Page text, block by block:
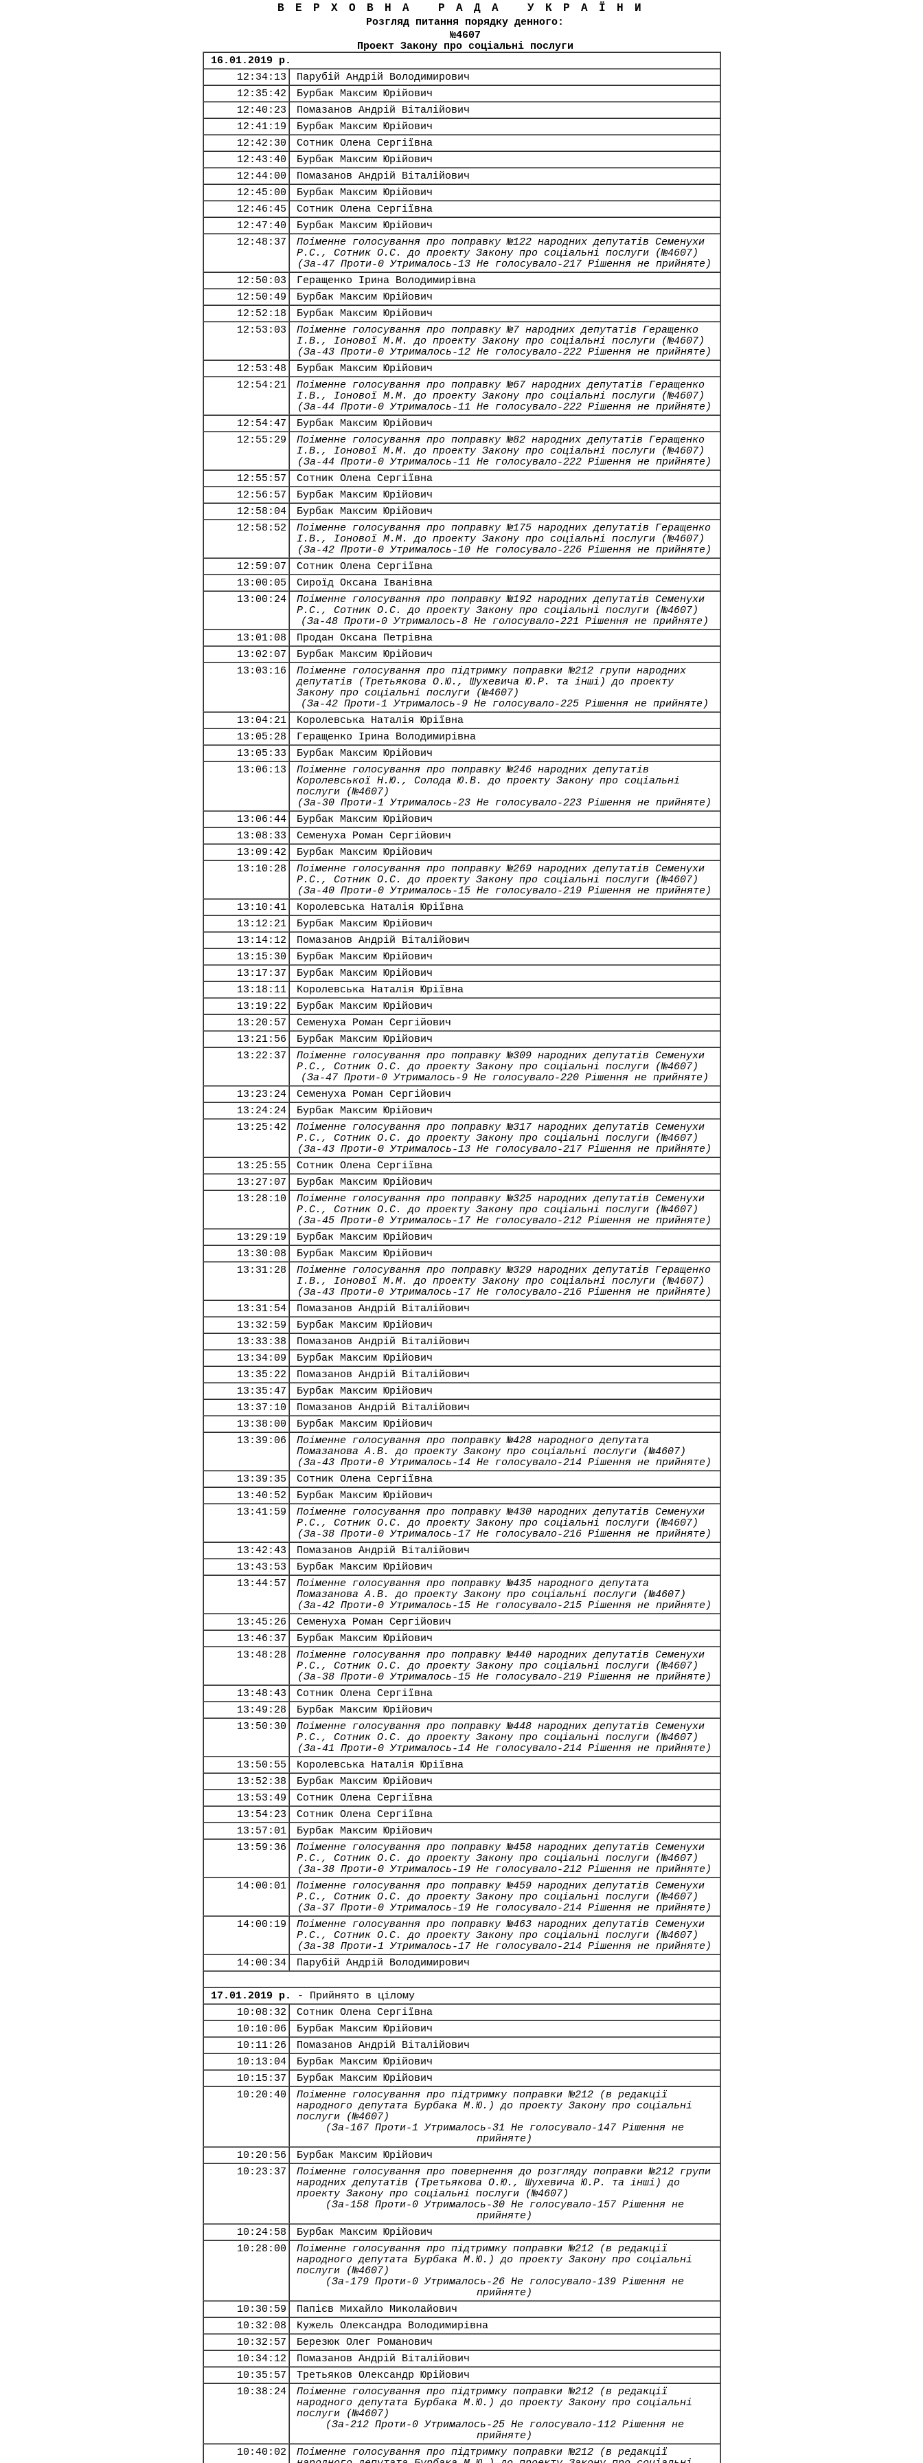
ВЕРХОВНА РАДА УКРАЇНИ
Розгляд питання порядку денного:
№4607
Проект Закону про соціальні послуги
16.01.2019 р.
12:34:13
Парубій Андрій Володимирович
12:35:42
Бурбак Максим Юрійович
12:40:23
Помазанов Андрій Віталійович
12:41:19
Бурбак Максим Юрійович
12:42:30
Сотник Олена Сергіївна
12:43:40
Бурбак Максим Юрійович
12:44:00
Помазанов Андрій Віталійович
12:45:00
Бурбак Максим Юрійович
12:46:45
Сотник Олена Сергіївна
12:47:40
Бурбак Максим Юрійович
12:48:37
Поіменне голосування про поправку №122 народних депутатів Семенухи
Р.С., Сотник О.С. до проекту Закону про соціальні послуги (№4607)
(За-47 Проти-0 Утрималось-13 Не голосувало-217 Рішення не прийняте)
12:50:03
Геращенко Ірина Володимирівна
12:50:49
Бурбак Максим Юрійович
12:52:18
Бурбак Максим Юрійович
12:53:03
Поіменне голосування про поправку №7 народних депутатів Геращенко
І.В., Іонової М.М. до проекту Закону про соціальні послуги (№4607)
(За-43 Проти-0 Утрималось-12 Не голосувало-222 Рішення не прийняте)
12:53:48
Бурбак Максим Юрійович
12:54:21
Поіменне голосування про поправку №67 народних депутатів Геращенко
І.В., Іонової М.М. до проекту Закону про соціальні послуги (№4607)
(За-44 Проти-0 Утрималось-11 Не голосувало-222 Рішення не прийняте)
12:54:47
Бурбак Максим Юрійович
12:55:29
Поіменне голосування про поправку №82 народних депутатів Геращенко
І.В., Іонової М.М. до проекту Закону про соціальні послуги (№4607)
(За-44 Проти-0 Утрималось-11 Не голосувало-222 Рішення не прийняте)
12:55:57
Сотник Олена Сергіївна
12:56:57
Бурбак Максим Юрійович
12:58:04
Бурбак Максим Юрійович
12:58:52
Поіменне голосування про поправку №175 народних депутатів Геращенко
І.В., Іонової М.М. до проекту Закону про соціальні послуги (№4607)
(За-42 Проти-0 Утрималось-10 Не голосувало-226 Рішення не прийняте)
12:59:07
Сотник Олена Сергіївна
13:00:05
Сироїд Оксана Іванівна
13:00:24
Поіменне голосування про поправку №192 народних депутатів Семенухи
Р.С., Сотник О.С. до проекту Закону про соціальні послуги (№4607)
(За-48 Проти-0 Утрималось-8 Не голосувало-221 Рішення не прийняте)
13:01:08
Продан Оксана Петрівна
13:02:07
Бурбак Максим Юрійович
13:03:16
Поіменне голосування про підтримку поправки №212 групи народних
депутатів (Третьякова О.Ю., Шухевича Ю.Р. та інші) до проекту
Закону про соціальні послуги (№4607)
(За-42 Проти-1 Утрималось-9 Не голосувало-225 Рішення не прийняте)
13:04:21
Королевська Наталія Юріївна
13:05:28
Геращенко Ірина Володимирівна
13:05:33
Бурбак Максим Юрійович
13:06:13
Поіменне голосування про поправку №246 народних депутатів
Королевської Н.Ю., Солода Ю.В. до проекту Закону про соціальні
послуги (№4607)
(За-30 Проти-1 Утрималось-23 Не голосувало-223 Рішення не прийняте)
13:06:44
Бурбак Максим Юрійович
13:08:33
Семенуха Роман Сергійович
13:09:42
Бурбак Максим Юрійович
13:10:28
Поіменне голосування про поправку №269 народних депутатів Семенухи
Р.С., Сотник О.С. до проекту Закону про соціальні послуги (№4607)
(За-40 Проти-0 Утрималось-15 Не голосувало-219 Рішення не прийняте)
13:10:41
Королевська Наталія Юріївна
13:12:21
Бурбак Максим Юрійович
13:14:12
Помазанов Андрій Віталійович
13:15:30
Бурбак Максим Юрійович
13:17:37
Бурбак Максим Юрійович
13:18:11
Королевська Наталія Юріївна
13:19:22
Бурбак Максим Юрійович
13:20:57
Семенуха Роман Сергійович
13:21:56
Бурбак Максим Юрійович
13:22:37
Поіменне голосування про поправку №309 народних депутатів Семенухи
Р.С., Сотник О.С. до проекту Закону про соціальні послуги (№4607)
(За-47 Проти-0 Утрималось-9 Не голосувало-220 Рішення не прийняте)
13:23:24
Семенуха Роман Сергійович
13:24:24
Бурбак Максим Юрійович
13:25:42
Поіменне голосування про поправку №317 народних депутатів Семенухи
Р.С., Сотник О.С. до проекту Закону про соціальні послуги (№4607)
(За-43 Проти-0 Утрималось-13 Не голосувало-217 Рішення не прийняте)
13:25:55
Сотник Олена Сергіївна
13:27:07
Бурбак Максим Юрійович
13:28:10
Поіменне голосування про поправку №325 народних депутатів Семенухи
Р.С., Сотник О.С. до проекту Закону про соціальні послуги (№4607)
(За-45 Проти-0 Утрималось-17 Не голосувало-212 Рішення не прийняте)
13:29:19
Бурбак Максим Юрійович
13:30:08
Бурбак Максим Юрійович
13:31:28
Поіменне голосування про поправку №329 народних депутатів Геращенко
І.В., Іонової М.М. до проекту Закону про соціальні послуги (№4607)
(За-43 Проти-0 Утрималось-17 Не голосувало-216 Рішення не прийняте)
13:31:54
Помазанов Андрій Віталійович
13:32:59
Бурбак Максим Юрійович
13:33:38
Помазанов Андрій Віталійович
13:34:09
Бурбак Максим Юрійович
13:35:22
Помазанов Андрій Віталійович
13:35:47
Бурбак Максим Юрійович
13:37:10
Помазанов Андрій Віталійович
13:38:00
Бурбак Максим Юрійович
13:39:06
Поіменне голосування про поправку №428 народного депутата
Помазанова А.В. до проекту Закону про соціальні послуги (№4607)
(За-43 Проти-0 Утрималось-14 Не голосувало-214 Рішення не прийняте)
13:39:35
Сотник Олена Сергіївна
13:40:52
Бурбак Максим Юрійович
13:41:59
Поіменне голосування про поправку №430 народних депутатів Семенухи
Р.С., Сотник О.С. до проекту Закону про соціальні послуги (№4607)
(За-38 Проти-0 Утрималось-17 Не голосувало-216 Рішення не прийняте)
13:42:43
Помазанов Андрій Віталійович
13:43:53
Бурбак Максим Юрійович
13:44:57
Поіменне голосування про поправку №435 народного депутата
Помазанова А.В. до проекту Закону про соціальні послуги (№4607)
(За-42 Проти-0 Утрималось-15 Не голосувало-215 Рішення не прийняте)
13:45:26
Семенуха Роман Сергійович
13:46:37
Бурбак Максим Юрійович
13:48:28
Поіменне голосування про поправку №440 народних депутатів Семенухи
Р.С., Сотник О.С. до проекту Закону про соціальні послуги (№4607)
(За-38 Проти-0 Утрималось-15 Не голосувало-219 Рішення не прийняте)
13:48:43
Сотник Олена Сергіївна
13:49:28
Бурбак Максим Юрійович
13:50:30
Поіменне голосування про поправку №448 народних депутатів Семенухи
Р.С., Сотник О.С. до проекту Закону про соціальні послуги (№4607)
(За-41 Проти-0 Утрималось-14 Не голосувало-214 Рішення не прийняте)
13:50:55
Королевська Наталія Юріївна
13:52:38
Бурбак Максим Юрійович
13:53:49
Сотник Олена Сергіївна
13:54:23
Сотник Олена Сергіївна
13:57:01
Бурбак Максим Юрійович
13:59:36
Поіменне голосування про поправку №458 народних депутатів Семенухи
Р.С., Сотник О.С. до проекту Закону про соціальні послуги (№4607)
(За-38 Проти-0 Утрималось-19 Не голосувало-212 Рішення не прийняте)
14:00:01
Поіменне голосування про поправку №459 народних депутатів Семенухи
Р.С., Сотник О.С. до проекту Закону про соціальні послуги (№4607)
(За-37 Проти-0 Утрималось-19 Не голосувало-214 Рішення не прийняте)
14:00:19
Поіменне голосування про поправку №463 народних депутатів Семенухи
Р.С., Сотник О.С. до проекту Закону про соціальні послуги (№4607)
(За-38 Проти-1 Утрималось-17 Не голосувало-214 Рішення не прийняте)
14:00:34
Парубій Андрій Володимирович
17.01.2019 р.
- Прийнято в цілому
10:08:32
Сотник Олена Сергіївна
10:10:06
Бурбак Максим Юрійович
10:11:26
Помазанов Андрій Віталійович
10:13:04
Бурбак Максим Юрійович
10:15:37
Бурбак Максим Юрійович
10:20:40
Поіменне голосування про підтримку поправки №212 (в редакції
народного депутата Бурбака М.Ю.) до проекту Закону про соціальні
послуги (№4607)
(За-167 Проти-1 Утрималось-31 Не голосувало-147 Рішення не
прийняте)
10:20:56
Бурбак Максим Юрійович
10:23:37
Поіменне голосування про повернення до розгляду поправки №212 групи
народних депутатів (Третьякова О.Ю., Шухевича Ю.Р. та інші) до
проекту Закону про соціальні послуги (№4607)
(За-158 Проти-0 Утрималось-30 Не голосувало-157 Рішення не
прийняте)
10:24:58
Бурбак Максим Юрійович
10:28:00
Поіменне голосування про підтримку поправки №212 (в редакції
народного депутата Бурбака М.Ю.) до проекту Закону про соціальні
послуги (№4607)
(За-179 Проти-0 Утрималось-26 Не голосувало-139 Рішення не
прийняте)
10:30:59
Папієв Михайло Миколайович
10:32:08
Кужель Олександра Володимирівна
10:32:57
Березюк Олег Романович
10:34:12
Помазанов Андрій Віталійович
10:35:57
Третьяков Олександр Юрійович
10:38:24
Поіменне голосування про підтримку поправки №212 (в редакції
народного депутата Бурбака М.Ю.) до проекту Закону про соціальні
послуги (№4607)
(За-212 Проти-0 Утрималось-25 Не голосувало-112 Рішення не
прийняте)
10:40:02
Поіменне голосування про підтримку поправки №212 (в редакції